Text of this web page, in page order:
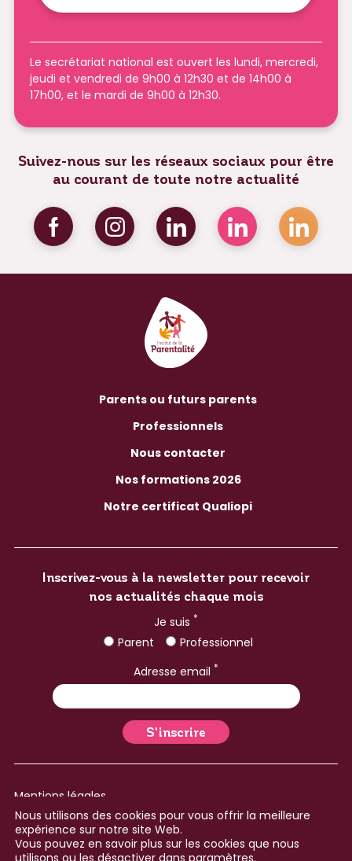
Le secrétariat national est ouvert les lundi, mercredi,
jeudi et vendredi de 9h00 à 12h30 et de 14h00 à
17h00, et le mardi de 9h00 à 12h30.
Suivez-nous sur les réseaux sociaux pour être
au courant de toute notre actualité
Parents ou futurs parents
Professionnels
Nous contacter
Nos formations 2026
Notre certificat Qualiopi
Inscrivez-vous à la newsletter pour recevoir
nos actualités chaque mois
Je suis *
Parent
Professionnel
Adresse email *
Mentions légales
Plan du site
Réalisé avec ♥ par leCollectif Cosme
Nous utilisons des cookies pour vous offrir la meilleure
expérience sur notre site Web.
Vous pouvez en savoir plus sur les cookies que nous
utilisons ou les désactiver dans paramètres.